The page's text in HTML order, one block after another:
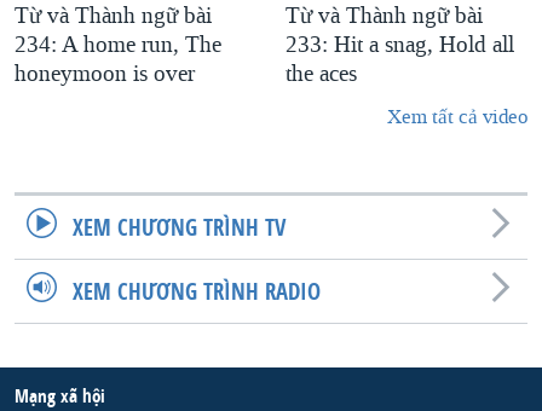
Từ và Thành ngữ bài
234: A home run, The
honeymoon is over
Từ và Thành ngữ bài
233: Hit a snag, Hold all
the aces
Xem tất cả video
XEM CHƯƠNG TRÌNH TV
XEM CHƯƠNG TRÌNH RADIO
Mạng xã hội